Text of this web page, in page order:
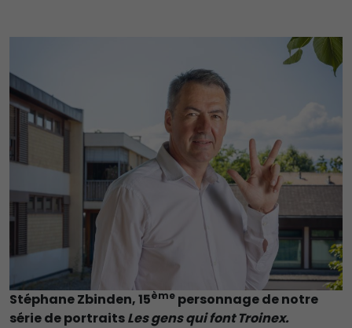
Stéphane Zbinden, 15ème personnage de notre
série de portraitsLes gens qui font Troinex.